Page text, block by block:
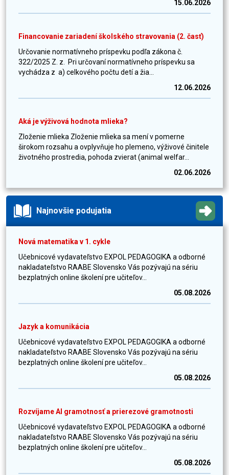
15.06.2026
Financovanie zariadení školského stravovania (2. časť)
Určovanie normatívneho príspevku podľa zákona č.
322/2025 Z. z. Pri určovaní normatívneho príspevku sa
vychádza z a) celkového počtu detí a žia...
12.06.2026
Aká je výživová hodnota mlieka?
Zloženie mlieka Zloženie mlieka sa mení v pomerne
širokom rozsahu a ovplyvňuje ho plemeno, výživové činitele
životného prostredia, pohoda zvierat (animal welfar...
02.06.2026
Najnovšie podujatia
Nová matematika v 1. cykle
Učebnicové vydavateľstvo EXPOL PEDAGOGIKA a odborné
nakladateľstvo RAABE Slovensko Vás pozývajú na sériu
bezplatných online školení pre učiteľov...
05.08.2026
Jazyk a komunikácia
Učebnicové vydavateľstvo EXPOL PEDAGOGIKA a odborné
nakladateľstvo RAABE Slovensko Vás pozývajú na sériu
bezplatných online školení pre učiteľov...
05.08.2026
Rozvíjame AI gramotnosť a prierezové gramotnosti
Učebnicové vydavateľstvo EXPOL PEDAGOGIKA a odborné
nakladateľstvo RAABE Slovensko Vás pozývajú na sériu
bezplatných online školení pre učiteľov...
05.08.2026